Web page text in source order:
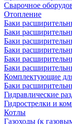
Сварочное
Отопление
Баки
Баки
Баки
Баки
Баки
Баки
Комплектующие
Баки
Гидравлические
Гидрострелки и
Котлы
Газоходы (к